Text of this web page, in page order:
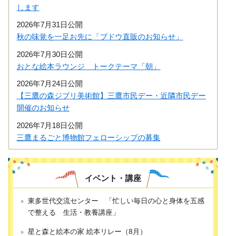
します
2026年7月31日公開
秋の味覚を一足お先に「ブドウ直販のお知らせ」
2026年7月30日公開
おとな絵本ラウンジ トークテーマ「朝」
2026年7月24日公開
【三鷹の森ジブリ美術館】三鷹市民デー・近隣市民デー
開催のお知らせ
2026年7月18日公開
三鷹まるごと博物館フェローシップの募集
イベント・講座
東多世代交流センター 「忙しい毎日の心と身体を五感
で整える 生活・教養講座」
星と森と絵本の家 絵本リレー（8月）